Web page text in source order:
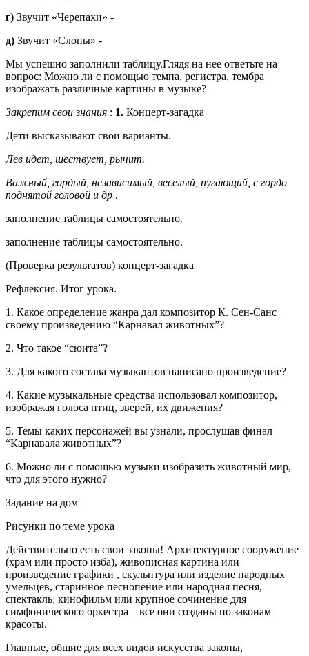
г) Звучит «Черепахи» -
д) Звучит «Слоны» -
Мы успешно заполнили таблицу.Глядя на нее ответьте на
вопрос: Можно ли с помощью темпа, регистра, тембра
изображать различные картины в музыке?
Закрепим свои знания : 1. Концерт-загадка
Дети высказывают свои варианты.
Лев идет, шествует, рычит.
Важный, гордый, независимый, веселый, пугающий, с гордо
поднятой головой и др .
заполнение таблицы самостоятельно.
заполнение таблицы самостоятельно.
(Проверка результатов) концерт-загадка
Рефлексия. Итог урока.
1. Какое определение жанра дал композитор К. Сен-Санс
своему произведению “Карнавал животных”?
2. Что такое “сюита”?
3. Для какого состава музыкантов написано произведение?
4. Какие музыкальные средства использовал композитор,
изображая голоса птиц, зверей, их движения?
5. Темы каких персонажей вы узнали, прослушав финал
“Карнавала животных”?
6. Можно ли с помощью музыки изобразить животный мир,
что для этого нужно?
Задание на дом
Рисунки по теме урока
Действительно есть свои законы! Архитектурное сооружение
(храм или просто изба), живописная картина или
произведение графики , скульптура или изделие народных
умельцев, старинное песнопение или народная песня,
спектакль, кинофильм или крупное сочинение для
симфонического оркестра – все они созданы по законам
красоты.
Главные, общие для всех видов искусства законы,